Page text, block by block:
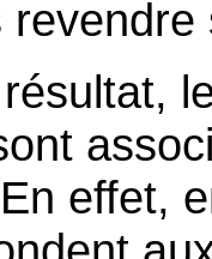
effet,